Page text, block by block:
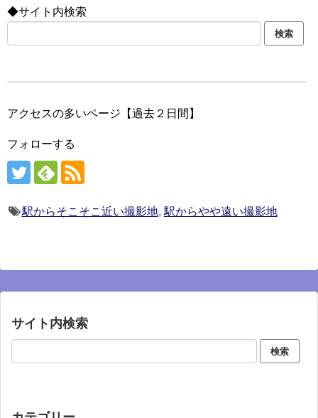
◆サイト内検索
アクセスの多いページ【過去２日間】
フォローする
駅からそこそこ近い撮影地, 駅からやや遠い撮影地
サイト内検索